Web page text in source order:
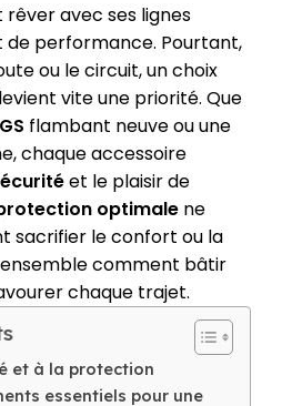
avec ses lignes
performance. Pourtant,
ou le circuit, un choix
vite une priorité. Que
flambant neuve ou une
chaque accessoire
et le plaisir de
optimalene
sacrifier le confort ou la
comment bâtir
chaque trajet.
et à la protection
essentiels pour une